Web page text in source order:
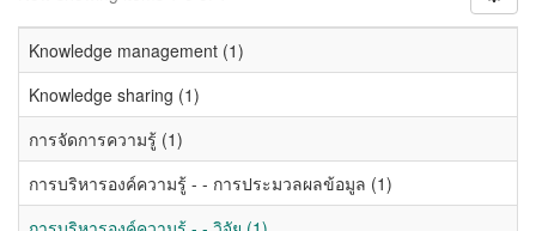
Knowledge management (1)
Knowledge sharing (1)
การจัดการความรู้ (1)
การบริหารองค์ความรู้ - - การประมวลผลข้อมูล (1)